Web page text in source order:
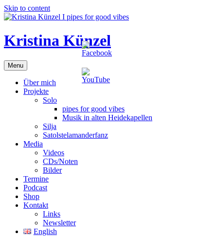
Skip to content
Kristina Künzel
Menu
Über mich
Projekte
Solo
pipes for good vibes
Musik in alten Heidekapellen
Silja
Satolstelamanderfanz
Media
Videos
CDs/Noten
Bilder
Termine
Podcast
Shop
Kontakt
Links
Newsletter
English